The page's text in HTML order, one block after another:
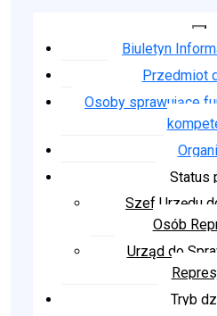
Biuletyn
Przedmiot
Osoby sprawujące
Status
Szef Urzędu
Osób
Urząd do
Tryb